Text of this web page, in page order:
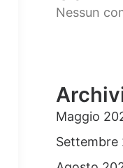
Nessun
Maggio
Settembre